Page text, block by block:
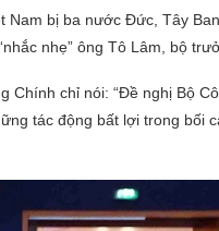
Nam bị ba nước Đức, Tây
nhẹ” ông Tô Lâm, bộ
Chính chỉ nói: “Đề nghị Bộ
tác động bất lợi trong bối